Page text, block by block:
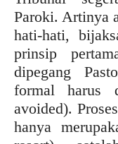
Paroki. Artinya
hati-hati,
prinsip
dipegang
formal harus
avoided).
hanya